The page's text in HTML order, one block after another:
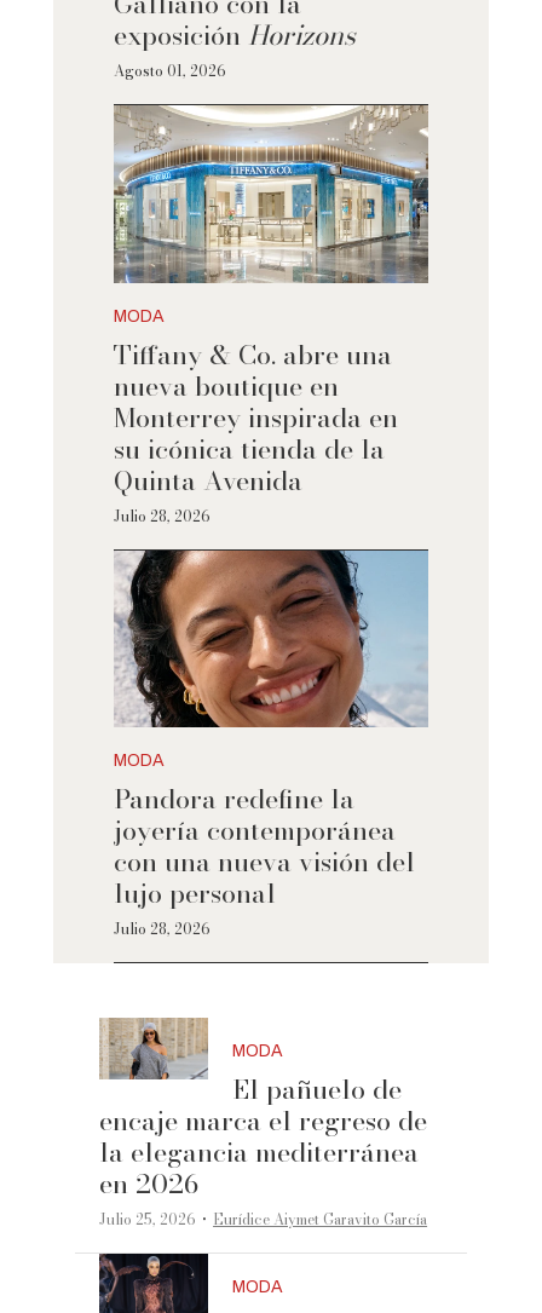
exposición Horizons
Agosto 01, 2026
MODA
Tiffany & Co. abre una
nueva boutique en
Monterrey inspirada en
su icónica tienda de la
Quinta Avenida
Julio 28, 2026
MODA
Pandora redefine la
joyería contemporánea
con una nueva visión del
lujo personal
Julio 28, 2026
MODA
El pañuelo de
encaje marca el regreso de
la elegancia mediterránea
en 2026
Julio 25, 2026 ·Eurídice Aiymet Garavito García
MODA